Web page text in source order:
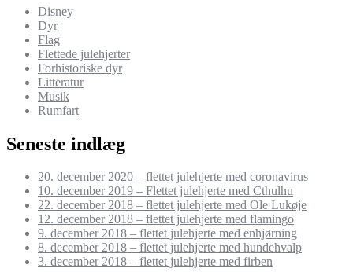
Disney
Dyr
Flag
Flettede julehjerter
Forhistoriske dyr
Litteratur
Musik
Rumfart
Seneste indlæg
20. december 2020 – flettet julehjerte med coronavirus
10. december 2019 – Flettet julehjerte med Cthulhu
22. december 2018 – flettet julehjerte med Ole Lukøje
12. december 2018 – flettet julehjerte med flamingo
9. december 2018 – flettet julehjerte med enhjørning
8. december 2018 – flettet julehjerte med hundehvalp
3. december 2018 – flettet julehjerte med firben